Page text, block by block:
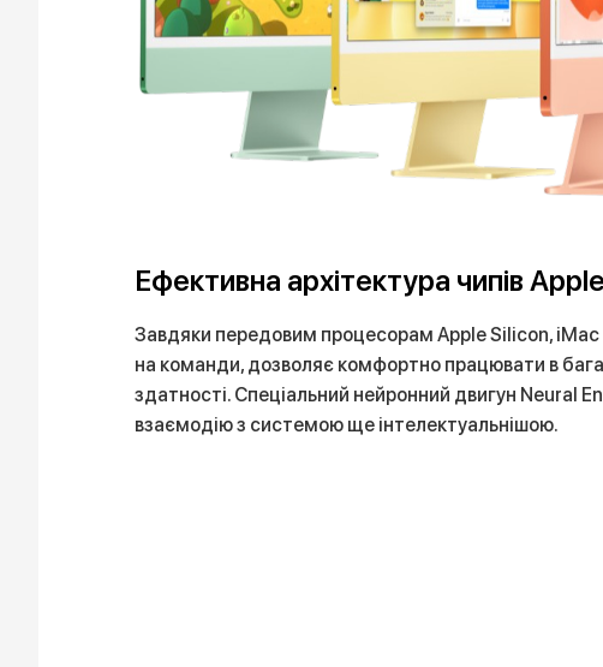
Ефективна архітектура чипів
Завдяки передовим процесорам Apple Silicon, iMac
на команди, дозволяє комфортно працювати в
здатності. Спеціальний нейронний двигун Neural
взаємодію з системою ще інтелектуальнішою.